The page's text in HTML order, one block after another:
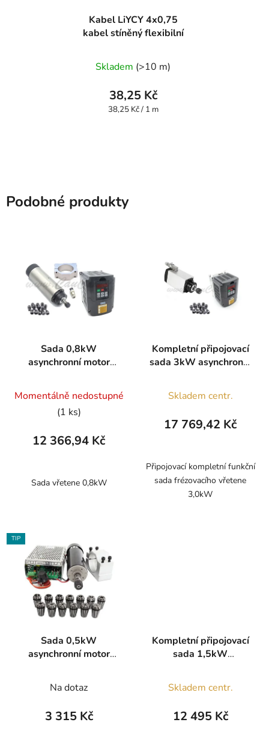
Kabel LiYCY 4x0,75
kabel stíněný flexibilní
Skladem (>10 m)
38,25 Kč
Měrná
38,25 Kč / 1 m
Podobné produkty
Sada 0,8kW
asynchronní motor
měnič
Momentálně nedostupné
(1 ks)
12 366,94 Kč
Sada vřetene 0,8kW
Kompletní připojovací
sada 3kW asynchronní
Skladem centr.
17 769,42 Kč
Připojovací kompletní funkční
sada frézovacího vřetene
3,0kW
TIP
Sada 0,5kW
asynchronní motor
měnič
Na dotaz
3 315 Kč
Kompletní připojovací
sada 1,5kW
měnič
Skladem centr.
12 495 Kč